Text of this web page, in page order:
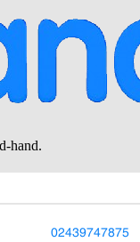
02439747875